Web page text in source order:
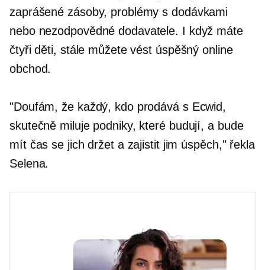
zaprášené zásoby, problémy s dodávkami
nebo nezodpovědné dodavatele. I když máte
čtyři děti, stále můžete vést úspěšný online
obchod.
"Doufám, že každý, kdo prodává s Ecwid,
skutečně miluje podniky, které budují, a bude
mít čas se jich držet a zajistit jim úspěch," řekla
Selena.